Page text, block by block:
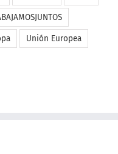
Procomer SEGIB
Unión Europea